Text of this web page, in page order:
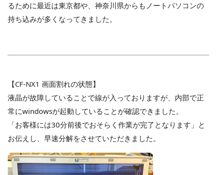
るために最近は東京都や、神奈川県からもノートパソコンの
持ち込みが多くなってきました。
【CF-NX1 画面割れの状態】
液晶が故障していることで線が入っておりますが、内部で正
常にwindowsが起動していることが確認できました。
「お客様には30分前後でおそらく作業が完了となります」と
お伝えし、早速分解をさせていただきました。